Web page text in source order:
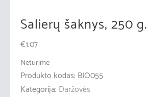
Salierų šaknys, 250 g.
€1.07
Neturime
Produkto kodas: BIO055
Kategorija: Daržovės